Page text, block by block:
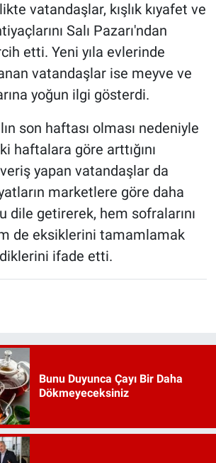
vatandaşlar, kışlık kıyafet ve
Salı Pazarı'ndan
etti. Yeni yıla evlerinde
vatandaşlar ise meyve ve
yoğun ilgi gösterdi.
son haftası olması nedeniyle
haftalara göre arttığını
yapan vatandaşlar da
marketlere göre daha
dile getirerek, hem sofralarını
de eksiklerini tamamlamak
ifade etti.
Bunu Duyunca Çayı Bir Daha
Dökmeyeceksiniz